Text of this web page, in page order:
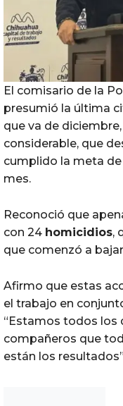
El comisario de la
presumió la última
que va de
considerable, que
cumplido la meta
mes.
Reconoció que
con 24 homicidios,
que comenzó a
Afirmo que estas
el trabajo en
“Estamos todos los
compañeros que
están los